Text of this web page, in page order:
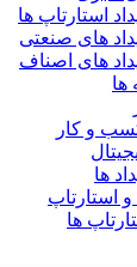
استارتاپ ها
های صنعتی
های اصناف
ها
و کار
ها
و استارتاپ
ها